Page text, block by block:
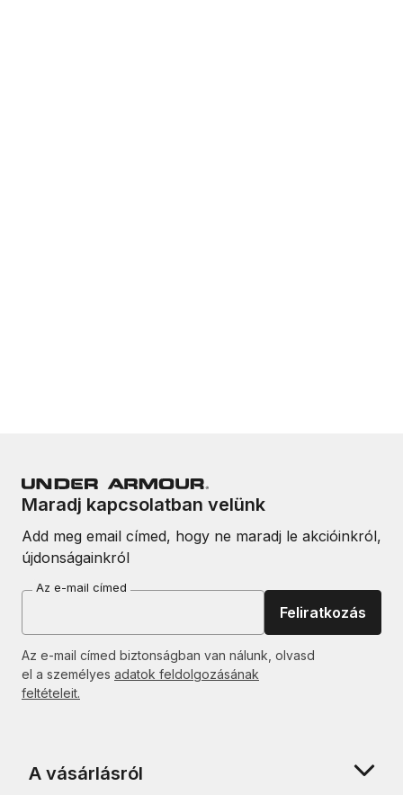
Maradj kapcsolatban velünk
Add meg email címed, hogy ne maradj le akcióinkról,
újdonságainkról
Az e-mail címed
Feliratkozás
Az e-mail címed biztonságban van nálunk, olvasd
el a személyes adatok feldolgozásának
feltételeit.
A vásárlásról